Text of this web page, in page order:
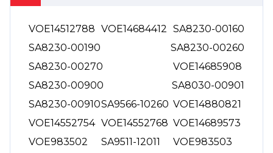
VOE14512788 VOE14684412 SA8230-00160
SA8230-00190
SA8230-00260
SA8230-00270
VOE14685908
SA8230-00900
SA8030-00901
SA8230-00910SA9566-10260 VOE14880821
VOE14552754 VOE14552768 VOE14689573
VOE983502
SA9511-12011
VOE983503